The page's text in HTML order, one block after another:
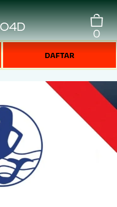
0
DAFTAR